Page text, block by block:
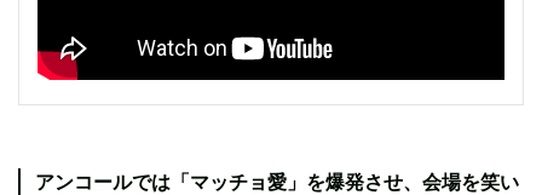
アンコールでは「マッチョ愛」を爆発させ、会場を笑い